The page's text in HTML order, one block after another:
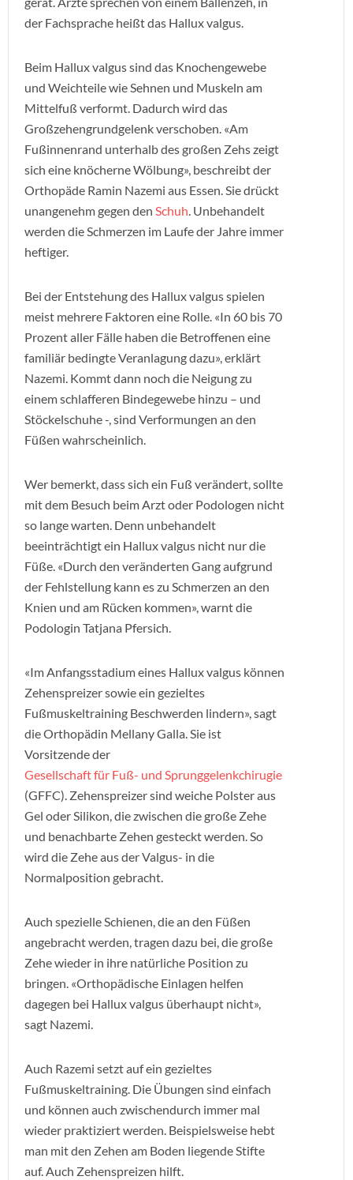
der Fachsprache heißt das Hallux valgus.
Beim Hallux valgus sind das Knochengewebe
und Weichteile wie Sehnen und Muskeln am
Mittelfuß verformt. Dadurch wird das
Großzehengrundgelenk verschoben. «Am
Fußinnenrand unterhalb des großen Zehs zeigt
sich eine knöcherne Wölbung», beschreibt der
Orthopäde Ramin Nazemi aus Essen. Sie drückt
unangenehm gegen den Schuh. Unbehandelt
werden die Schmerzen im Laufe der Jahre immer
heftiger.
Bei der Entstehung des Hallux valgus spielen
meist mehrere Faktoren eine Rolle. «In 60 bis 70
Prozent aller Fälle haben die Betroffenen eine
familiär bedingte Veranlagung dazu», erklärt
Nazemi. Kommt dann noch die Neigung zu
einem schlafferen Bindegewebe hinzu – und
Stöckelschuhe -, sind Verformungen an den
Füßen wahrscheinlich.
Wer bemerkt, dass sich ein Fuß verändert, sollte
mit dem Besuch beim Arzt oder Podologen nicht
so lange warten. Denn unbehandelt
beeinträchtigt ein Hallux valgus nicht nur die
Füße. «Durch den veränderten Gang aufgrund
der Fehlstellung kann es zu Schmerzen an den
Knien und am Rücken kommen», warnt die
Podologin Tatjana Pfersich.
«Im Anfangsstadium eines Hallux valgus können
Zehenspreizer sowie ein gezieltes
Fußmuskeltraining Beschwerden lindern», sagt
die Orthopädin Mellany Galla. Sie ist
Vorsitzende der
Gesellschaft für Fuß- und Sprunggelenkchirugie
(GFFC). Zehenspreizer sind weiche Polster aus
Gel oder Silikon, die zwischen die große Zehe
und benachbarte Zehen gesteckt werden. So
wird die Zehe aus der Valgus- in die
Normalposition gebracht.
Auch spezielle Schienen, die an den Füßen
angebracht werden, tragen dazu bei, die große
Zehe wieder in ihre natürliche Position zu
bringen. «Orthopädische Einlagen helfen
dagegen bei Hallux valgus überhaupt nicht»,
sagt Nazemi.
Auch Razemi setzt auf ein gezieltes
Fußmuskeltraining. Die Übungen sind einfach
und können auch zwischendurch immer mal
wieder praktiziert werden. Beispielsweise hebt
man mit den Zehen am Boden liegende Stifte
auf. Auch Zehenspreizen hilft.